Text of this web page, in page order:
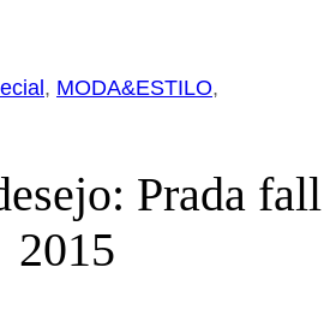
, MODA&ESTILO
Prada fall
2015